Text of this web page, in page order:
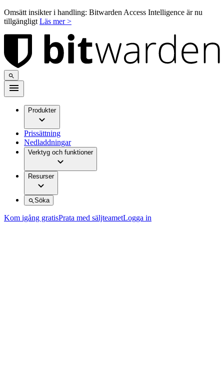
Omsätt insikter i handling: Bitwarden Access Intelligence är nu
tillgängligt Läs mer >
Produkter
Prissättning
Nedladdningar
Verktyg och funktioner
Resurser
Söka
Kom igång gratisPrata med säljteametLogga in